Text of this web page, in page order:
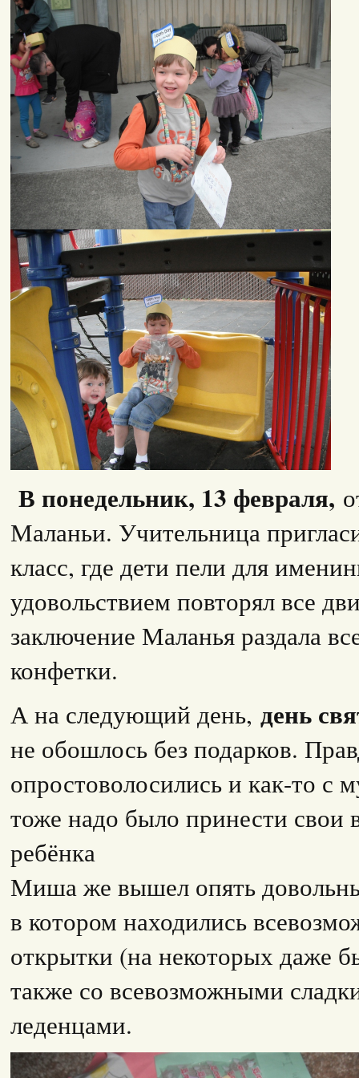
В понедельник, 13 февраля,
Маланьи. Учительница
класс, где дети пели для
удовольствием повторял все
заключение Маланья раздала
конфетки.
А на следующий день, день
не обошлось без подарков.
опростоволосились и как-то с
тоже надо было принести свои
ребёнка
Миша же вышел опять
в котором находились
открытки (на некоторых даже
также со всевозможными
леденцами.